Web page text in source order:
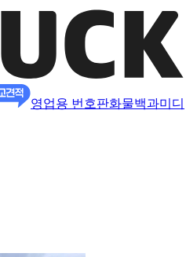
영업용 번호판화물백과미디